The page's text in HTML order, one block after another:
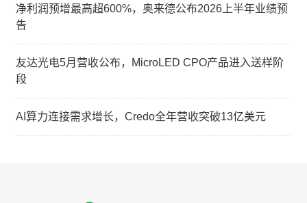
净利润预增最高超600%，奥来德公布2026上半年业绩预
告
友达光电5月营收公布，MicroLED CPO产品进入送样阶
段
AI算力连接需求增长，Credo全年营收突破13亿美元